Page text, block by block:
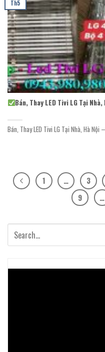
Bán, Thay LED Tivi LG Tại
Bán, Thay LED Tivi LG Tại Nhà, Hà Nội
Th5
1 … 3
9
…